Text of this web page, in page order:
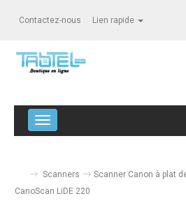
Contactez-nous Lien rapide
Navigation bascule
Scanners
Scanner Canon à plat
CanoScan LiDE 220